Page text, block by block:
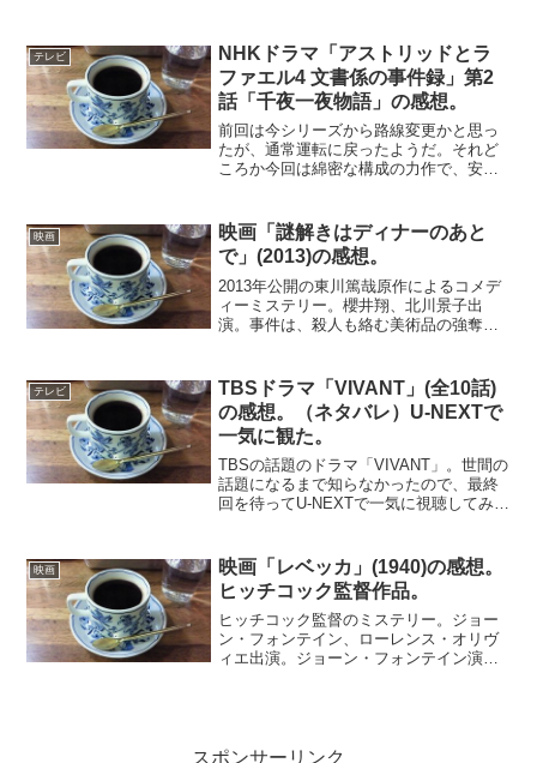
拐の疑いが濃くなる中、5人のもとでのス
オミの様々な顔があぶ...
テレビ
NHKドラマ「アストリッドとラ
ファエル4 文書係の事件録」第2
話「千夜一夜物語」の感想。
前回は今シリーズから路線変更かと思っ
たが、通常運転に戻ったようだ。それど
ころか今回は綿密な構成の力作で、安心
ト。人間ローソクとは恐れ入る。このド
ラマには、凝りに凝った殺人...
映画
映画「謎解きはディナーのあと
で」(2013)の感想。
2013年公開の東川篤哉原作によるコメデ
ィーミステリー。櫻井翔、北川景子出
演。事件は、殺人も絡む美術品の強奪事
事が登場して活躍する。脇をかためるの
は、Kライオンを狙う凸...
テレビ
TBSドラマ「VIVANT」(全10話)
の感想。（ネタバレ）U-NEXTで
一気に観た。
TBSの話題のドラマ「VIVANT」。世間の
話題になるまで知らなかったので、最終
回を待ってU-NEXTで一気に視聴してみ
えたようなストーリー。テンポがよく
て、毎回謎をう...
映画
映画「レベッカ」(1940)の感想。
ヒッチコック監督作品。
ヒッチコック監督のミステリー。ジョー
ン・フォンテイン、ローレンス・オリヴ
ィエ出演。ジョーン・フォンテイン演じ
スポンサーリンク